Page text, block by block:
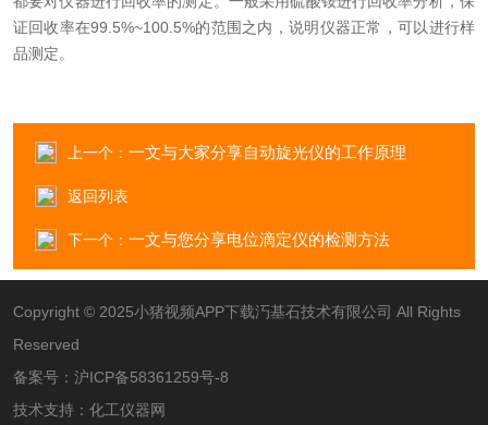
证回收率在99.5%~100.5%的范围之内，说明仪器正常，可以进行样
品测定。
上一个： 一文与大家分享自动旋光仪的工作原理
返回列表
下一个： 一文与您分享电位滴定仪的检测方法
Copyright © 2025小猪视频APP下载汅基石技术有限公司 All Rights
Reserved
备案号： 沪ICP备58361259号-8
技术支持： 化工仪器网